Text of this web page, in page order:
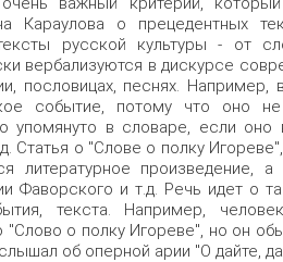
Караулова о прецедентных
русской культуры - от
вербализуются в дискурсе
пословицах, песнях.
событие, потому что оно
упомянуто в словаре, если
Статья о "Слове о полку
литературное произведение,
Фаворского и т.д. Речь идет о
текста. Например,
"Слово о полку Игореве", но он
об оперной арии "О дайте,